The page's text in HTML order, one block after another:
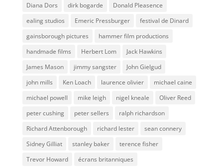
Diana Dors
dirk bogarde
Donald Pleasence
ealing studios
Emeric Pressburger
festival de Dinard
gainsborough pictures
hammer film productions
handmade films
Herbert Lom
Jack Hawkins
James Mason
jimmy sangster
John Gielgud
john mills
Ken Loach laurence olivier
michael caine
michael powell
mike leigh nigel kneale
Oliver Reed
peter cushing
peter sellers
ralph richardson
Richard Attenborough
richard lester
sean connery
Sidney Gilliat
stanley baker
terence fisher
Trevor Howard
écrans britanniques